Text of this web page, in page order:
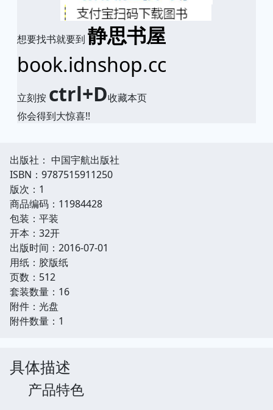
想要找书就要到 静思书屋
book.idnshop.cc
立刻按 ctrl+D收藏本页
你会得到大惊喜!!
出版社： 中国宇航出版社
ISBN：9787515911250
版次：1
商品编码：11984428
包装：平装
开本：32开
出版时间：2016-07-01
用纸：胶版纸
页数：512
套装数量：16
附件：光盘
附件数量：1
具体描述
产品特色